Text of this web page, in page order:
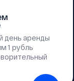
день аренды
1 рубль